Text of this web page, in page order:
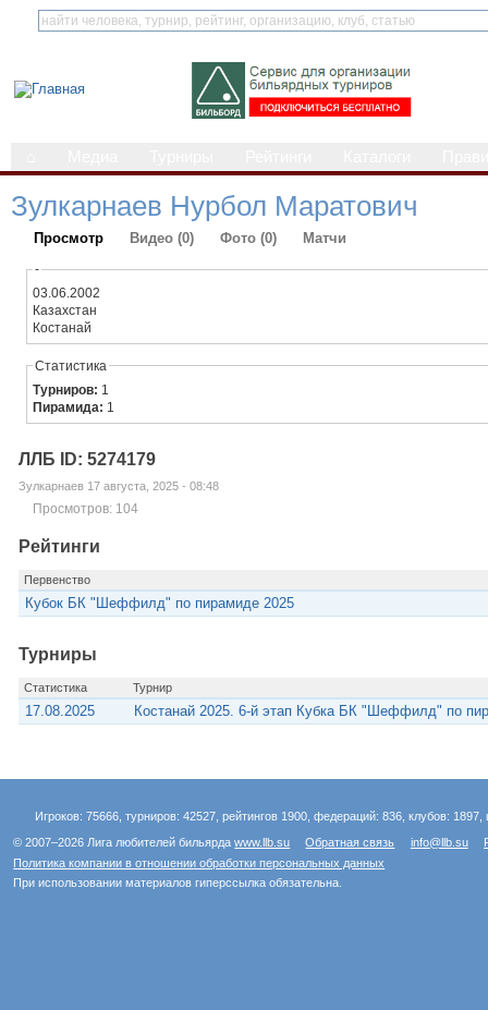
Зулкарнаев Нурбол Маратович
Просмотр Видео (0) Фото (0) Матчи
-
03.06.2002
Казахстан
Костанай
Статистика
Турниров: 1
Пирамида: 1
ЛЛБ ID: 5274179
Зулкарнаев 17 августа, 2025 - 08:48
Просмотров: 104
Рейтинги
Первенство
Кубок БК "Шеффилд" по пирамиде 2025
Турниры
Статистика Турнир
17.08.2025 Костанай 2025. 6-й этап Кубка БК "Шеффилд" по
Игроков: 75666, турниров: 42527, рейтингов 1900, федераций: 836, клубов:
© 2007–2026 Лига любителей бильярдаwww.llb.su Обратная связь info@llb.su
Политика компании в отношении обработки персональных данных
При использовании материалов гиперссылка обязательна.